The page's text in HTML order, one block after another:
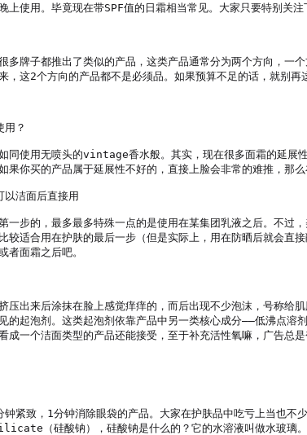
上使用。毕竟现在带SPF值的日霜相当常见。大家只要特别关
多牌子都推出了类似的产品，这类产品通常分为两个方向，
，这2个方向的产品都不是必须品。如果预算不足的话，就别再
用？
同使用无喷头的vintage香水般。其实，现在很多面霜的延展
果你买的产品属于延展性不好的，直接上脸会非常的难推，那
以洁面后直接用
一步的，最多最多特殊一点的是使用在某集团乳液之后。不过
较适合用在护肤的最后一步（但是实际上，用在防晒后就会直
者面霜之后吧。
压出来后涂抹在脸上感觉痒痒的，而后出现不少泡沫，号称给
的起泡剂。这类起泡剂依靠产品中另一类核心成分——低沸点
成一个洁面类型的产品还能接受，至于补充活性氧嘛，广告总
紧致，1分钟消除眼袋的产品。大家在护肤品中吃亏上当也
（硅酸钠），硅酸钠是什么的？它的水溶液叫做水玻璃。